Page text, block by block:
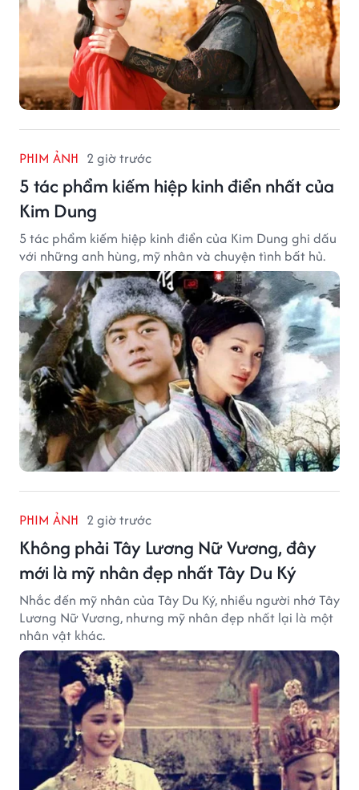
PHIM ẢNH 2 giờ trước
5 tác phẩm kiếm hiệp kinh điển nhất của
Kim Dung
5 tác phẩm kiếm hiệp kinh điển của Kim Dung ghi dấu
với những anh hùng, mỹ nhân và chuyện tình bất hủ.
PHIM ẢNH 2 giờ trước
Không phải Tây Lương Nữ Vương, đây
mới là mỹ nhân đẹp nhất Tây Du Ký
Nhắc đến mỹ nhân của Tây Du Ký, nhiều người nhớ Tây
Lương Nữ Vương, nhưng mỹ nhân đẹp nhất lại là một
nhân vật khác.